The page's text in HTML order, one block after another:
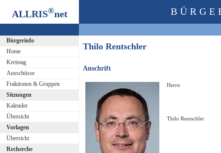
ALLRIS®net
Bürgerinfo
Home
Kreistag
Ausschüsse
Fraktionen & Gruppen
Sitzungen
Kalender
Übersicht
Vorlagen
Übersicht
Recherche
Thilo Rentschler
Anschrift
Herrn
Thilo Rentschler